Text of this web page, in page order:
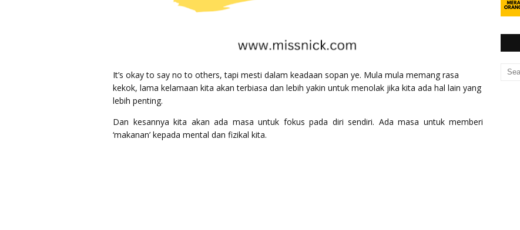
It’s okay to say no to others, tapi mesti dalam keadaan sopan ye. Mula mula memang rasa
kekok, lama kelamaan kita akan terbiasa dan lebih yakin untuk menolak jika kita ada hal lain yang
lebih penting.
Dan kesannya kita akan ada masa untuk fokus pada diri sendiri. Ada masa untuk memberi
‘makanan’ kepada mental dan fizikal kita.